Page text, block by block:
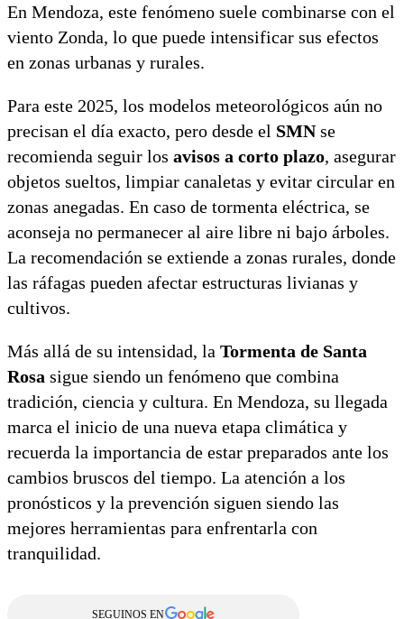
En Mendoza, este fenómeno suele combinarse con el
viento Zonda, lo que puede intensificar sus efectos
en zonas urbanas y rurales.
Para este 2025, los modelos meteorológicos aún no
precisan el día exacto, pero desde el SMNse
recomienda seguir los avisos a corto plazo, asegurar
objetos sueltos, limpiar canaletas y evitar circular en
zonas anegadas. En caso de tormenta eléctrica, se
aconseja no permanecer al aire libre ni bajo árboles.
La recomendación se extiende a zonas rurales, donde
las ráfagas pueden afectar estructuras livianas y
cultivos.
Más allá de su intensidad, la Tormenta de Santa
Rosa sigue siendo un fenómeno que combina
tradición, ciencia y cultura. En Mendoza, su llegada
marca el inicio de una nueva etapa climática y
recuerda la importancia de estar preparados ante los
cambios bruscos del tiempo. La atención a los
pronósticos y la prevención siguen siendo las
mejores herramientas para enfrentarla con
tranquilidad.
SEGUINOS EN